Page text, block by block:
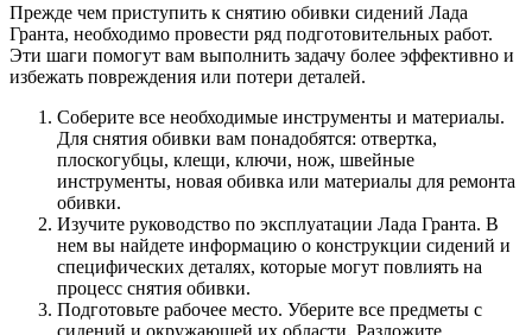
Прежде чем приступить к снятию обивки сидений Лада
Гранта, необходимо провести ряд подготовительных работ.
Эти шаги помогут вам выполнить задачу более эффективно и
избежать повреждения или потери деталей.
Соберите все необходимые инструменты и материалы.
Для снятия обивки вам понадобятся: отвертка,
плоскогубцы, клещи, ключи, нож, швейные
инструменты, новая обивка или материалы для ремонта
обивки.
Изучите руководство по эксплуатации Лада Гранта. В
нем вы найдете информацию о конструкции сидений и
специфических деталях, которые могут повлиять на
процесс снятия обивки.
Подготовьте рабочее место. Уберите все предметы с
сидений и окружающей их области. Разложите